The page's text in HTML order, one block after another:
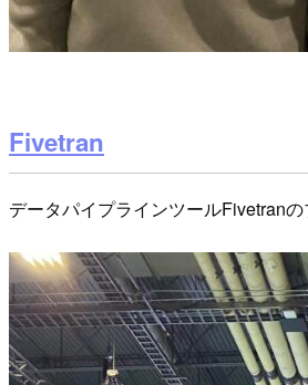
Fivetran
データパイプラインツールFivetranの